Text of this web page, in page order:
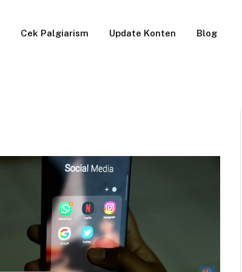
Cek Palgiarism Update Konten Blog